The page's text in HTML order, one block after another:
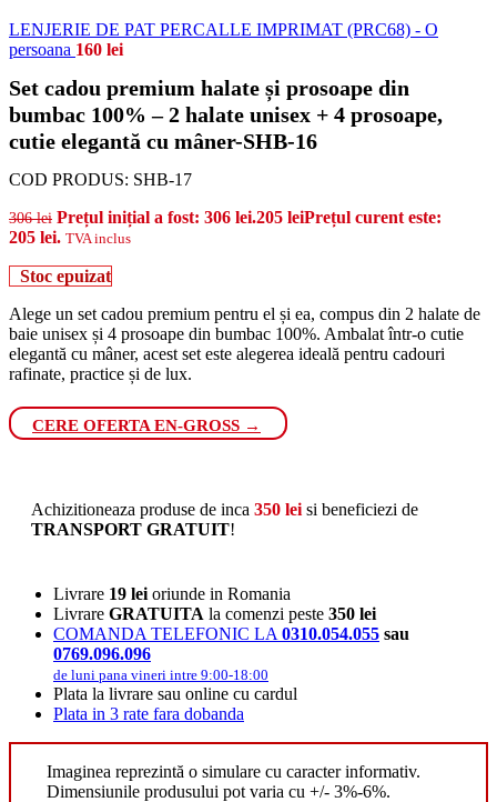
LENJERIE DE PAT PERCALLE IMPRIMAT (PRC68) - O
persoana 160 lei
Set cadou premium halate și prosoape din
bumbac 100% – 2 halate unisex + 4 prosoape,
cutie elegantă cu mâner-SHB-16
COD PRODUS: SHB-17
306lei Prețul inițial a fost: 306 lei.205 leiPrețul curent este:
205 lei. TVA inclus
Stoc epuizat
Alege un set cadou premium pentru el și ea, compus din 2 halate de
baie unisex și 4 prosoape din bumbac 100%. Ambalat într-o cutie
elegantă cu mâner, acest set este alegerea ideală pentru cadouri
rafinate, practice și de lux.
CERE OFERTA EN-GROSS →
Achizitioneaza produse de inca 350 lei si beneficiezi de
TRANSPORT GRATUIT!
Livrare 19 lei oriunde in Romania
Livrare GRATUITA la comenzi peste 350 lei
COMANDA TELEFONIC LA 0310.054.055 sau
0769.096.096
de luni pana vineri intre 9:00-18:00
Plata la livrare sau online cu cardul
Plata in 3 rate fara dobanda
Imaginea reprezintă o simulare cu caracter informativ.
Dimensiunile produsului pot varia cu +/- 3%-6%.